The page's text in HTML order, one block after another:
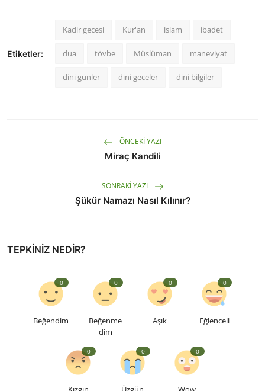
Etiketler:
Kadir gecesi Kur'an islam ibadet
dua tövbe Müslüman maneviyat
dini günler dini geceler dini bilgiler
ÖNCEKI YAZI
Miraç Kandili
SONRAKI YAZI
Şükür Namazı Nasıl Kılınır?
TEPKINIZ NEDIR?
Beğendim
0
Beğenme
dim
0
Aşık
0
Eğlenceli
0
0 0 0